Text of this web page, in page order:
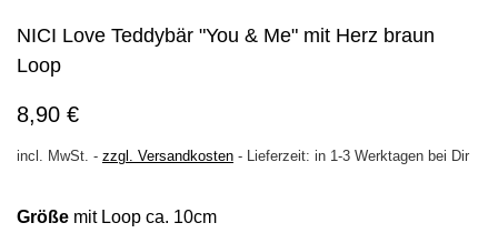
NICI Love Teddybär "You & Me" mit Herz braun
Loop
8,90 €
incl. MwSt. - zzgl. Versandkosten - Lieferzeit: in 1-3 Werktagen bei Dir
Größe mit Loop ca. 10cm